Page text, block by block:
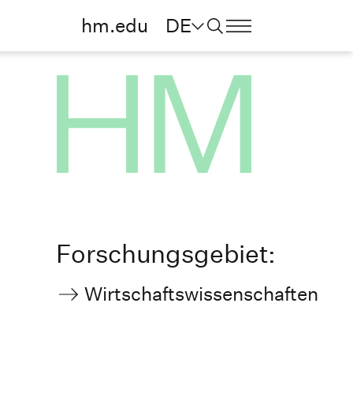
hm.edu DE
Forschungsgebiet:
Wirtschaftswissenschaften